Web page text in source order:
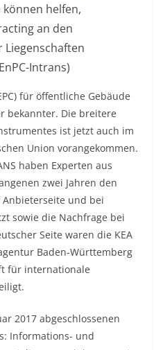
helfen,
an den
Liegenschaften
Intrans)
für öffentliche Gebäude
bekannter. Die breitere
ist jetzt auch im
Union vorangekommen.
haben Experten aus
zwei Jahren den
und bei
sowie die Nachfrage bei
Seite waren die KEA
Baden-Württemberg
für internationale
2017 abgeschlossenen
Informations- und